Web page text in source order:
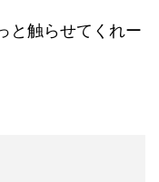
と触らせてくれー